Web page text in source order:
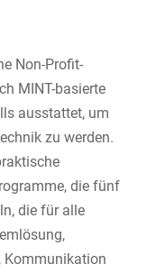
Non-Profit-
MINT-basierte
ausstattet, um
zu werden.
die fünf
die für alle
Kommunikation